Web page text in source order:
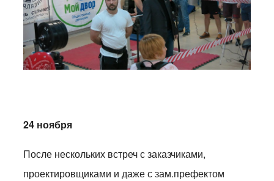
24 ноября
После нескольких встреч с заказчиками,
проектировщиками и даже с зам.префектом